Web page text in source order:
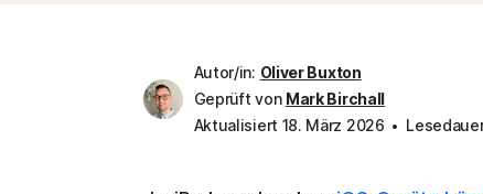
Autor/in: Oliver Buxton
Geprüft von Mark Birchall
Aktualisiert 18. März 2026